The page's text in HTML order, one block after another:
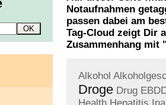
Notaufnahmen
passen dabei am
Tag-Cloud zeigt Dir
Zusammenhang mit
Alkohol
Droge Drug